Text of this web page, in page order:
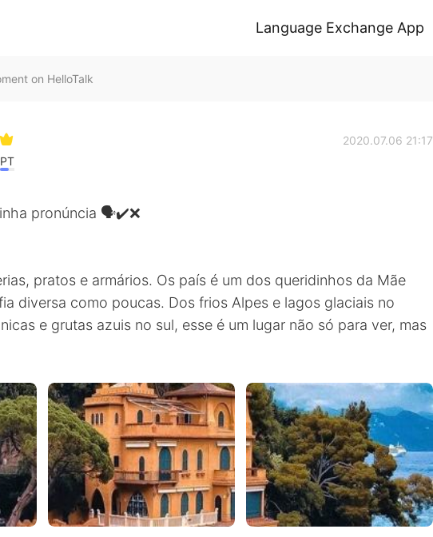
Language Exchange App
on HelloTalk
PT
2020.07.06 21:17
pronúncia 🗣️✔️❌
pratos e armários. Os país é um dos queridinhos da Mãe
diversa como poucas. Dos frios Alpes e lagos glaciais no
e grutas azuis no sul, esse é um lugar não só para ver, mas